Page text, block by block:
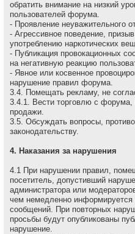
обратить внимание на низкий
пользователей форума.
- Проявление неуважительного
- Агрессивное поведение,
употреблению наркотических
- Публикация провокационных
на негативную реакцию
- Явное или косвенное
нарушение правил форума.
3.4. Помещать рекламу, не
3.4.1. Вести торговлю с форума,
продажи.
3.5. Обсуждать вопpосы,
законодательству.
4. Наказания за нарушения
4.1 Пpи наpушении пpавил,
посетитель, допустивший
администратора или
чем немедленно инфоpмиpуется
сообщений. При повторных
просьбы будут опубликованы
нарушение.